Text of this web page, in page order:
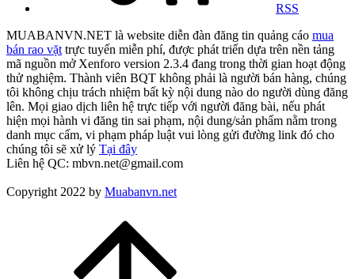
RSS
MUABANVN.NET là website diễn đàn đăng tin quảng cáo mua
bán rao vặt trực tuyến miễn phí, được phát triển dựa trên nền tảng
mã nguồn mở Xenforo version 2.3.4 đang trong thời gian hoạt động
thử nghiệm. Thành viên BQT không phải là người bán hàng, chúng
tôi không chịu trách nhiệm bất kỳ nội dung nào do người dùng đăng
lên. Mọi giao dịch liên hệ trực tiếp với người đăng bài, nếu phát
hiện mọi hành vi đăng tin sai phạm, nội dung/sản phẩm nằm trong
danh mục cấm, vi phạm pháp luật vui lòng gửi đường link đó cho
chúng tôi sẽ xử lý Tại đây
Liên hệ QC: mbvn.net@gmail.com
Copyright 2022 by Muabanvn.net